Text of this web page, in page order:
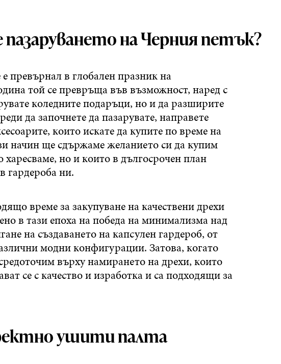
на Черния петък?
превърнал в глобален празник на
той се превръща във възможност, наред с
коледните подаръци, но и да разширите
да започнете да пазарувате, направете
които искате да купите по време на
начин ще сдържаме желанието си да купим
но и които в дългосрочен план
гардероба ни.
време за закупуване на качествени дрехи
в тази епоха на победа на минимализма над
на създаването на капсулен гардероб, от
модни конфигурации. Затова, когато
върху намирането на дрехи, които
се с качество и изработка и са подходящи за
ушити палта